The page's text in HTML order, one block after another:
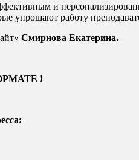
и
упрощают работу
Смирнова Екатерина.
!